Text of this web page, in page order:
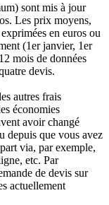
sont mis à jour
Les prix moyens,
en euros ou
(1er janvier, 1er
mois de données
devis.
autres frais
économies
avoir changé
depuis que vous avez
via, par exemple,
etc. Par
de devis sur
actuellement